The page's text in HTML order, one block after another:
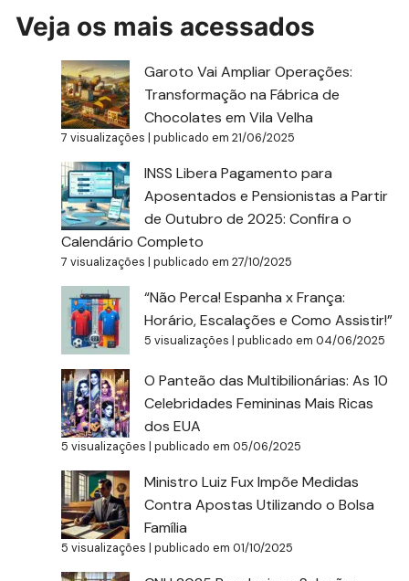
Veja os mais acessados
Garoto Vai Ampliar Operações:
Transformação na Fábrica de
Chocolates em Vila Velha
7 visualizações |publicado em 21/06/2025
INSS Libera Pagamento para
Aposentados e Pensionistas a Partir
de Outubro de 2025: Confira o
Calendário Completo
7 visualizações |publicado em 27/10/2025
“Não Perca! Espanha x França:
Horário, Escalações e Como Assistir!”
5 visualizações |publicado em 04/06/2025
O Panteão das Multibilionárias: As 10
Celebridades Femininas Mais Ricas
dos EUA
5 visualizações |publicado em 05/06/2025
Ministro Luiz Fux Impõe Medidas
Contra Apostas Utilizando o Bolsa
Família
5 visualizações |publicado em 01/10/2025